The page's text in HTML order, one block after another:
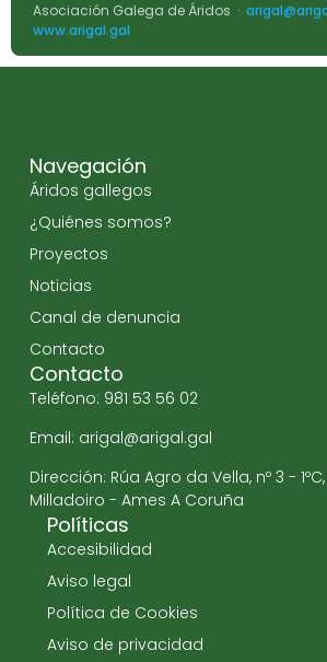
Asociación Galega de Áridos ·
www.arigal.gal
Navegación
Áridos gallegos
¿Quiénes somos?
Proyectos
Noticias
Canal de denuncia
Contacto
Contacto
Teléfono: 981 53 56 02
Email: arigal@arigal.gal
Dirección: Rúa Agro da Vella, nº 3 -
Milladoiro - Ames A Coruña
Políticas
Accesibilidad
Aviso legal
Política de Cookies
Aviso de privacidad